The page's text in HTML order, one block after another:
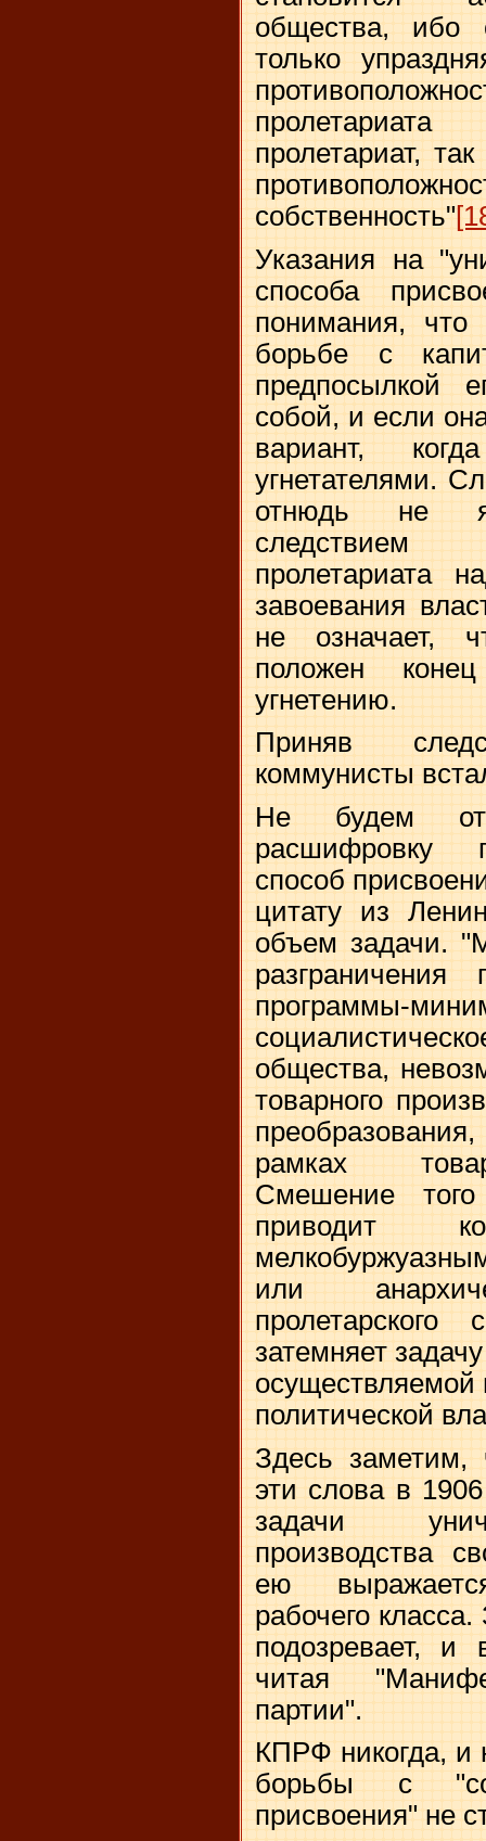
общества, ибо
только
пролетариат,
собственность"
Указания на
способа
понимания, что
борьбе с
предпосылкой
собой, и если
вариант,
угнетателями.
отнюдь не
следствием
пролетариата
завоевания
не означает,
положен
угнетению.
Приняв
коммунисты
Не будем
расшифровку
способ
цитату из
объем задачи.
программы-
общества,
товарного
рамках
Смешение
приводит
или
пролетарского
затемняет
осуществляемой
политической
Здесь заметим,
эти слова в 1906
задачи
производства
ею
рабочего
подозревает,
читая
партии".
КПРФ никогда, и
борьбы с
присвоения" не